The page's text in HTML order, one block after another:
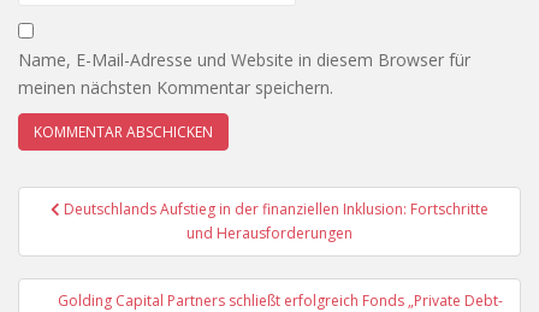
Name, E-Mail-Adresse und Website in diesem Browser für
meinen nächsten Kommentar speichern.
Beitragsnavigation
Deutschlands Aufstieg in der finanziellen Inklusion: Fortschritte
und Herausforderungen
Golding Capital Partners schließt erfolgreich Fonds „Private Debt-